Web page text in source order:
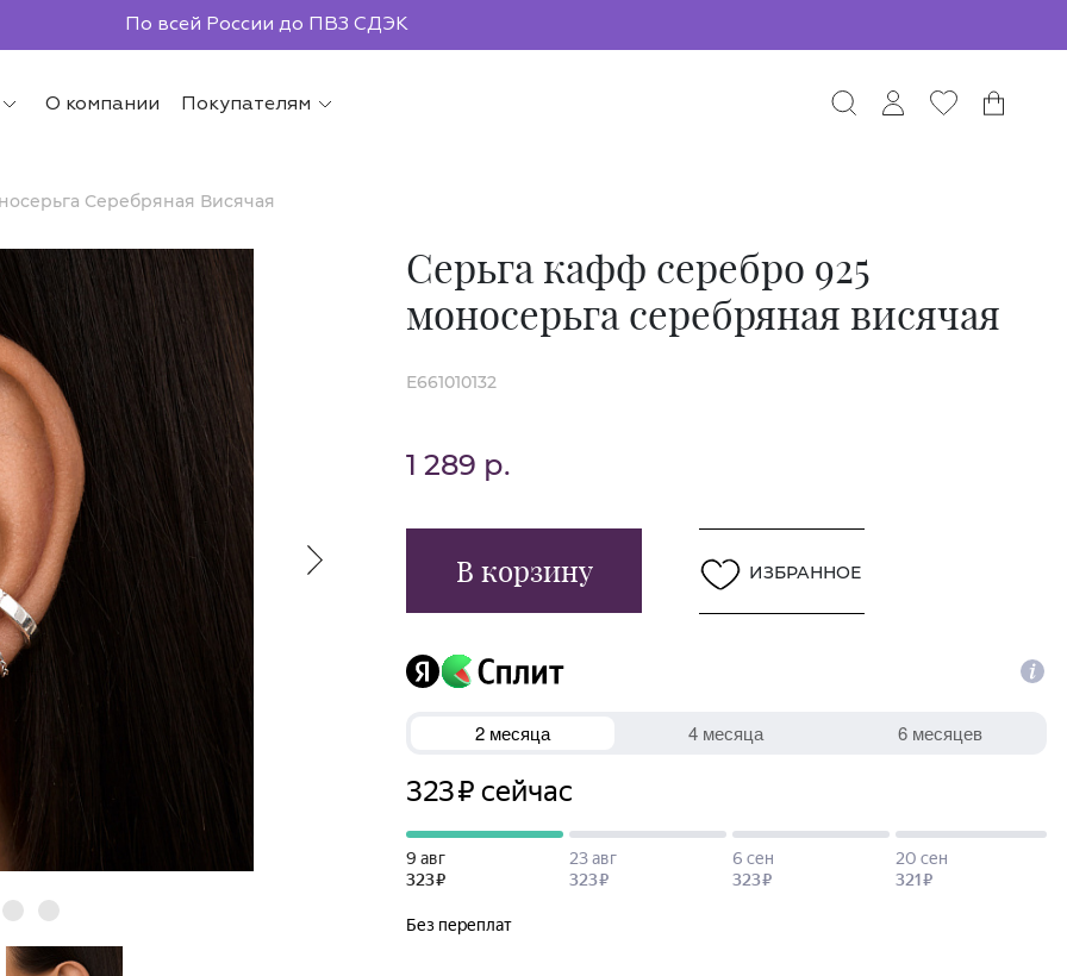
По всей России до ПВЗ СДЭК
О компании Покупателям
Серебряная Висячая
Серьга кафф серебро 925
моносерьга серебряная висячая
E661010132
1 289 р.
В корзину ИЗБРАННОЕ